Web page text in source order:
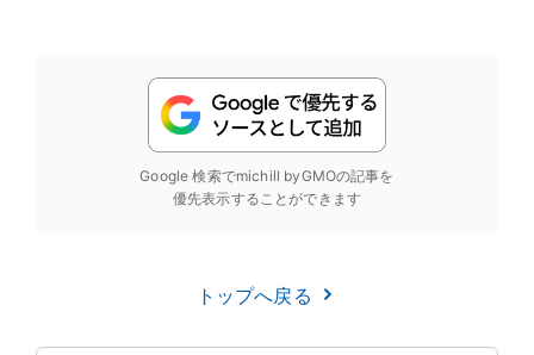
Google 検索でmichill byGMOの記事を
優先表示することができます
トップへ戻る